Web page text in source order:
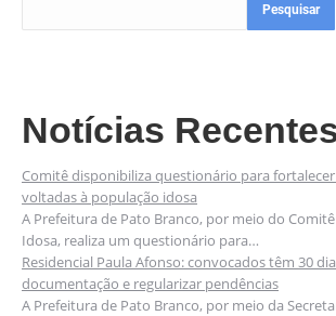
Pesquisar
Notícias
Comitê disponibiliza questionário para
voltadas à população idosa
A Prefeitura de Pato Branco, por meio do
Idosa, realiza um questionário para…
Residencial Paula Afonso: convocados têm 30
documentação e regularizar pendências
A Prefeitura de Pato Branco, por meio da